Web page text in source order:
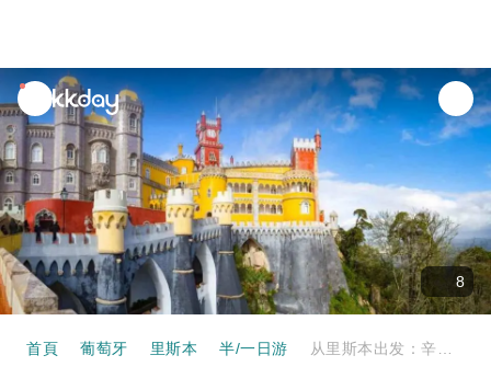
unread
notifications
8
首頁 葡萄牙 里斯本 半/一日游